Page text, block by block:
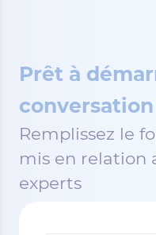
Prêt à
conversation
Remplissez le
mis en relation
experts